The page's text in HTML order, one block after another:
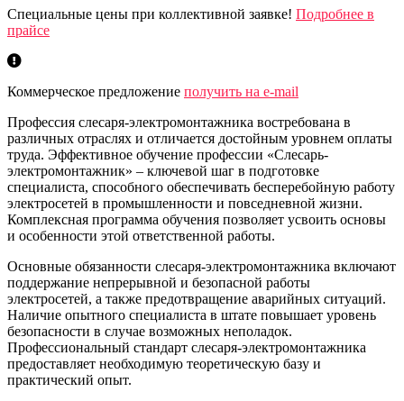
Специальные цены при коллективной заявке! Подробнее в
прайсе
Коммерческое предложение получить на e-mail
Профессия слесаря-электромонтажника востребована в
различных отраслях и отличается достойным уровнем оплаты
труда. Эффективное обучение профессии «Слесарь-
электромонтажник» – ключевой шаг в подготовке
специалиста, способного обеспечивать бесперебойную работу
электросетей в промышленности и повседневной жизни.
Комплексная программа обучения позволяет усвоить основы
и особенности этой ответственной работы.
Основные обязанности слесаря-электромонтажника включают
поддержание непрерывной и безопасной работы
электросетей, а также предотвращение аварийных ситуаций.
Наличие опытного специалиста в штате повышает уровень
безопасности в случае возможных неполадок.
Профессиональный стандарт слесаря-электромонтажника
предоставляет необходимую теоретическую базу и
практический опыт.